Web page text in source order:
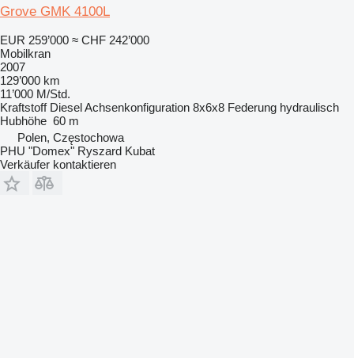
Grove GMK 4100L
EUR 259’000 ≈ CHF 242’000
Mobilkran
2007
129’000 km
11’000 M/Std.
Kraftstoff DieselAchsenkonfiguration 8x6x8 Federung hydraulisch
Hubhöhe 60 m
Polen, Częstochowa
PHU "Domex" Ryszard Kubat
Verkäufer kontaktieren